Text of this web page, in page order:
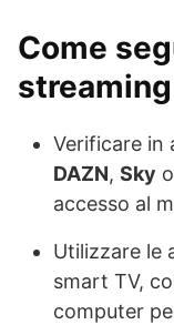
Come
Verificare in
DAZN, Sky o
accesso al
Utilizzare le
smart TV,
computer